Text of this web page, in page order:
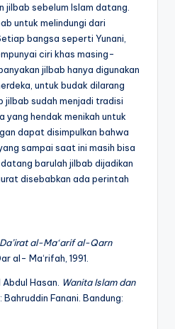
jilbab sebelum Islam datang.
untuk melindungi dari
bangsa seperti Yunani,
ciri khas masing-
jilbab hanya digunakan
untuk budak dilarang
jilbab sudah menjadi tradisi
yang hendak menikah untuk
dapat disimpulkan bahwa
sampai saat ini masih bisa
barulah jilbab dijadikan
disebabkan ada perintah
Da’irat al-Ma‘arif al-Qarn
al- Ma‘rifah, 1991.
Hasan. Wanita Islam dan
Bahruddin Fanani. Bandung: